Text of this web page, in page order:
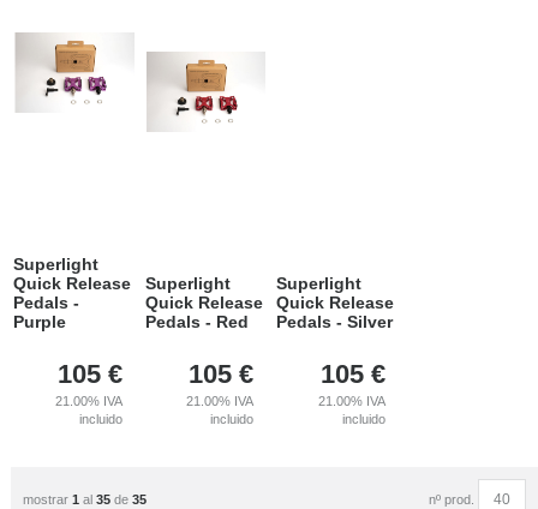
Superlight
Quick Release
Pedals -
Purple
105 €
21.00% IVA
incluido
Superlight
Quick Release
Pedals - Red
105 €
21.00% IVA
incluido
Superlight
Quick Release
Pedals - Silver
105 €
21.00% IVA
incluido
mostrar 1 al 35de 35 nº prod.